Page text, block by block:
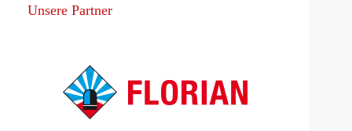
Unsere Partner